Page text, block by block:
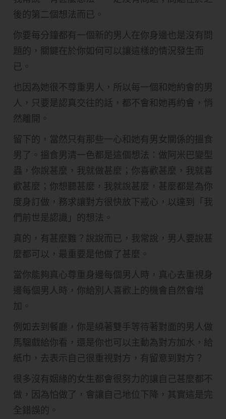
後的第二個想法而已。
你要每分鐘都有一個新的男人在你身邊也是沒有問
題的，關鍵在於你如何可以讓這樣的情況發生而
已。
也因為她很不尊重男人，所以每一個和她約會的男
人，只要是認真交往的話，都不會和她再約會，悄
然離開。
留下的，當然只有那些一心和她有男女關係的搵食
男了。搵食男清一色都是這個想法：做阿米巴變型
蟲，你說甚麼，我就做甚麼；你喜歡甚麼，我就喜
歡甚麼；你想聽甚麼，我就說甚麼，甚麼都是為你
度身訂做，務求讓對方很快放下戒心，以達到「我
們前世是認識」的想法。
真的，有甚麼難？說說而已，我常說，男人要說甚
麼都可以，最重要是他做了甚麼。
當你能夠真心尊重身邊每個男人時，真心去重視身
邊每個男人時，你給別人喜歡上的機會自然會增
加。
例如去到餐廳，你是繞著雙手等待著對面的男人做
馬騮戲給你看，還是你也可以主動為對方加水，給
紙巾，去表示自己很重視對方，有留意到對方？
很多沒有姻緣的女生都會很努力的讓自己甚麼都不
做，因為怕做了，會讓自己地位下降，其實這是完
全錯誤的。